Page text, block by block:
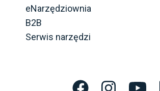
eNarzędziownia
B2B
Serwis narzędzi